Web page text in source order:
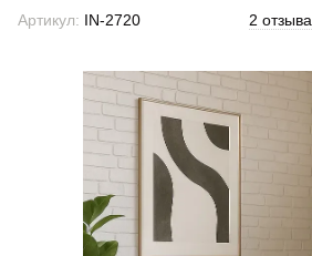
Артикул: IN-2720 2 отзыва